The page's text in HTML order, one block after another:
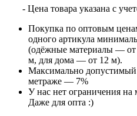
- Цена товара указана с
Покупка по оптовым
одного артикула
(одёжные материалы —
м, для дома — от 12 м).
Максимально
метраже — 7%
У нас нет ограничения
Даже для опта :)